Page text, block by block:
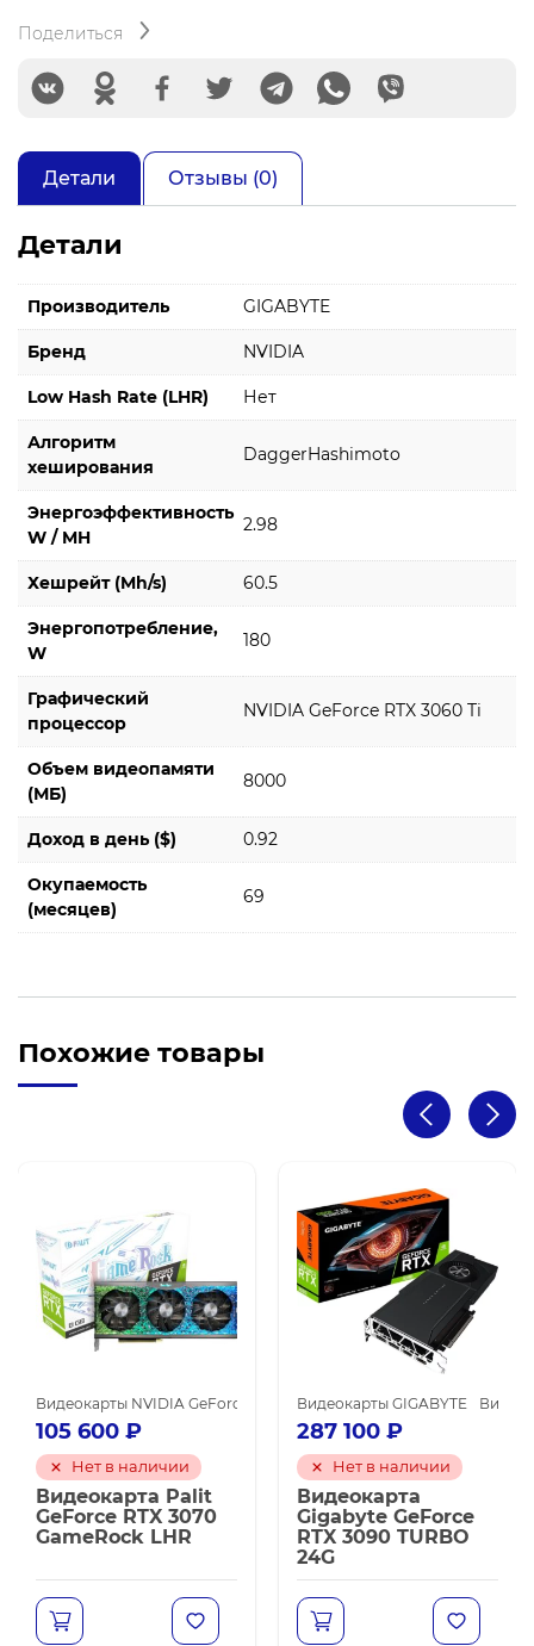
Поделиться
Детали Отзывы (0)
Детали
Производитель GIGABYTE
Бренд NVIDIA
Low Hash Rate (LHR) Нет
Алгоритм
хеширования
DaggerHashimoto
Энергоэффективность
W / MH
2.98
Хешрейт (Mh/s) 60.5
Энергопотребление,
W
180
Графический
процессор
NVIDIA GeForce RTX 3060 Ti
Объем видеопамяти
(МБ)
8000
Доход в день ($) 0.92
Окупаемость
(месяцев)
69
Похожие товары
GeForce RTX 3090 Видеокарты NVIDIA для майнинга
Видеокарты NVIDIA GeForce RTX 3070 Видеокарты NVIDIA для
105 600 ₽
Нет в наличии
Видеокарта Palit
GeForce RTX 3070
GameRock LHR
Видеокарты GIGABYTE
287 100 ₽
Нет в наличии
Видеокарта
Gigabyte GeForce
RTX 3090 TURBO
24G